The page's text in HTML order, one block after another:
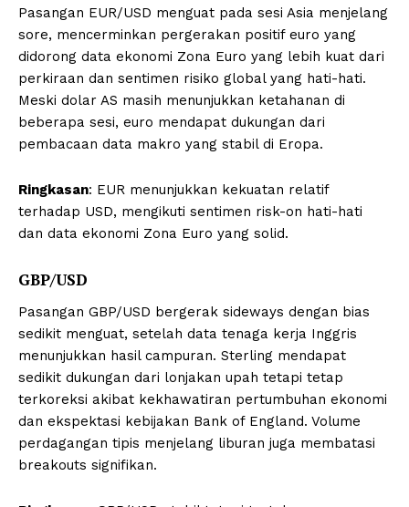
Pasangan EUR/USD menguat pada sesi Asia menjelang
sore, mencerminkan pergerakan positif euro yang
didorong data ekonomi Zona Euro yang lebih kuat dari
perkiraan dan sentimen risiko global yang hati-hati.
Meski dolar AS masih menunjukkan ketahanan di
beberapa sesi, euro mendapat dukungan dari
pembacaan data makro yang stabil di Eropa.
Ringkasan: EUR menunjukkan kekuatan relatif
terhadap USD, mengikuti sentimen risk-on hati-hati
dan data ekonomi Zona Euro yang solid.
GBP/USD
Pasangan GBP/USD bergerak sideways dengan bias
sedikit menguat, setelah data tenaga kerja Inggris
menunjukkan hasil campuran. Sterling mendapat
sedikit dukungan dari lonjakan upah tetapi tetap
terkoreksi akibat kekhawatiran pertumbuhan ekonomi
dan ekspektasi kebijakan Bank of England. Volume
perdagangan tipis menjelang liburan juga membatasi
breakouts signifikan.